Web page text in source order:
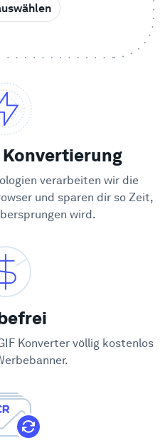
Konvertierung
verarbeiten wir die
und sparen dir so Zeit,
wird.
Konverter völlig kostenlos